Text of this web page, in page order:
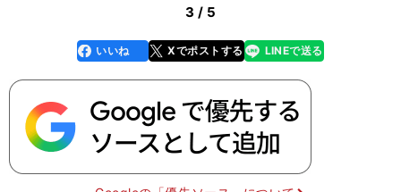
3 / 5
faceboo
k
いいね Xでポストする
line LINEで送る